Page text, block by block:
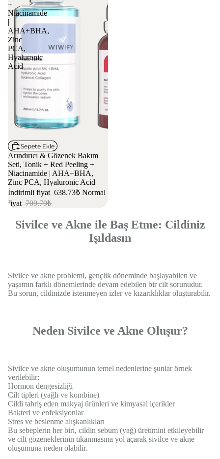
+
Niacinamide
|
AHA+BHA,
Zinc
PCA,
Hyaluronic
Acid
İNDİRİMSepete Ekle
Arındırıcı & Gözenek Bakım
Seti, Tonik + Red Peeling +
Niacinamide | AHA+BHA,
Zinc PCA, Hyaluronic Acid
İndirimli fiyat 638.73₺ Normal
fiyat 709.70₺
Sivilce ve Akne ile Baş Etme: Cildiniz
Işıldasın
Sivilce ve akne problemi, gençlik döneminde başlayabilen ve
yaşamın farklı dönemlerinde devam edebilen bir cilt sorunudur.
Bu sorun, cildinizde istenmeyen izler ve kızarıklıklar oluşturabilir.
Neden Sivilce ve Akne Oluşur?
Sivilce ve akne oluşumunun temel nedenlerine şunlar örnek
verilebilir:
Hormon dengesizliği
Cilt tipleri (yağlı ve kombine)
Cildi tahriş eden makyaj ürünleri ve kimyasal içerikler
Bakteri ve enfeksiyonlar
Stres ve beslenme alışkanlıkları
Bu sebeplerin her biri, cildin sebum (yağ) üretimini etkileyebilir
ve cilt gözeneklerinin tıkanmasına yol açarak sivilce ve akne
oluşumuna neden olabilir.